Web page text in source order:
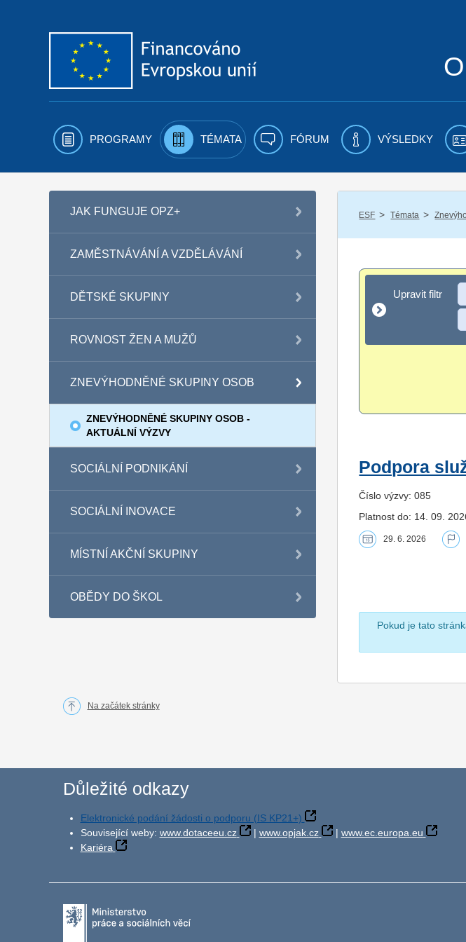
PROGRAMY TÉMATA FÓRUM VÝSLEDKY
JAK FUNGUJE OPZ+
ZAMĚSTNÁVÁNÍ A VZDĚLÁVÁNÍ
DĚTSKÉ SKUPINY
ROVNOST ŽEN A MUŽŮ
ZNEVÝHODNĚNÉ SKUPINY OSOB
ZNEVÝHODNĚNÉ SKUPINY OSOB -
AKTUÁLNÍ VÝZVY
SOCIÁLNÍ PODNIKÁNÍ
SOCIÁLNÍ INOVACE
MÍSTNÍ AKČNÍ SKUPINY
OBĚDY DO ŠKOL
ESF / Témata /
Upravit filtr
Upravit filtr
Podpora
Číslo výzvy: 085
Platnost do: 14. 09.
29. 6. 2026
Pokud je tato
Na začátek stránky
Důležité odkazy
Elektronické podání žádosti o podporu (IS KP21+)
Související weby: www.dotaceeu.cz | www.opjak.cz | www.ec.europa.eu
Kariéra